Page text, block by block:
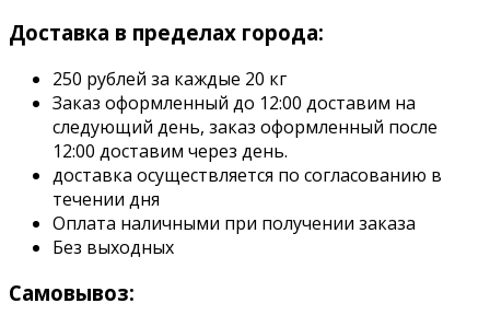
Доставка в пределах города:
250 рублей за каждые 20 кг
Заказ оформленный до 12:00 доставим на
следующий день, заказ оформленный после
12:00 доставим через день.
доставка осуществляется по согласованию в
течении дня
Оплата наличными при получении заказа
Без выходных
Самовывоз: